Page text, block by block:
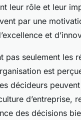
leur rôle et leur
par une
et
pas seulement les
est
décideurs
d’entreprise,
des décisions